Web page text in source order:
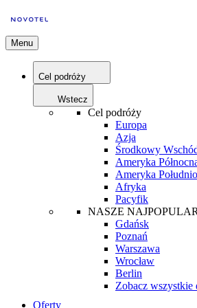
Menu
Cel podróży
Wstecz
Cel podróży
Europa
Azja
Środkowy
Ameryka
Ameryka
Afryka
Pacyfik
NASZE
Gdańsk
Poznań
Warszawa
Wrocław
Berlin
Zobacz wszystkie
Oferty